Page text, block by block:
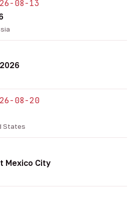
08-13
08-20
States
Mexico City